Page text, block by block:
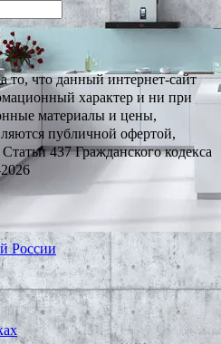
что данный интернет-сайт
характер и ни при
материалы и цены,
публичной офертой,
437 Гражданского кодекса
России